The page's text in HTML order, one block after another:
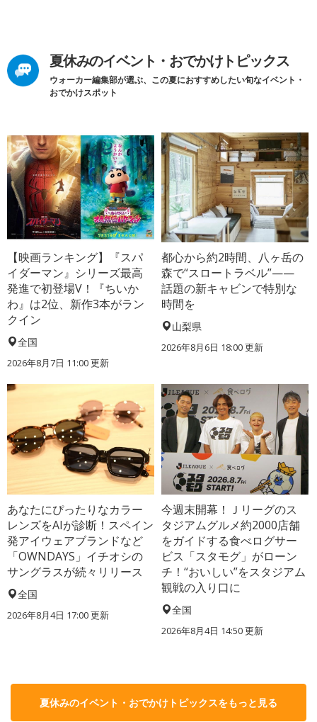
夏休みのイベント・おでかけトピックス
ウォーカー編集部が選ぶ、この夏におすすめしたい旬なイベント・
おでかけスポット
【映画ランキング】『スパ
イダーマン』シリーズ最高
発進で初登場V！『ちいか
わ』は2位、新作3本がラン
クイン
全国
2026年8月7日 11:00更新
都心から約2時間、八ヶ岳の
森で“スロートラベル”——
話題の新キャビンで特別な
時間を
山梨県
2026年8月6日 18:00更新
あなたにぴったりなカラー
レンズをAIが診断！スペイン
発アイウェアブランドなど
「OWNDAYS」イチオシの
サングラスが続々リリース
全国
2026年8月4日 17:00更新
今週末開幕！Ｊリーグのス
タジアムグルメ約2000店舗
をガイドする食べログサー
ビス「スタモグ」がローン
チ！“おいしい”をスタジアム
観戦の入り口に
全国
2026年8月4日 14:50更新
夏休みのイベント・おでかけトピックスをもっと見る